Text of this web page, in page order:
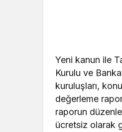
Yeni kanun ile
Kurulu ve
kuruluşları,
değerleme
raporun
ücretsiz olarak